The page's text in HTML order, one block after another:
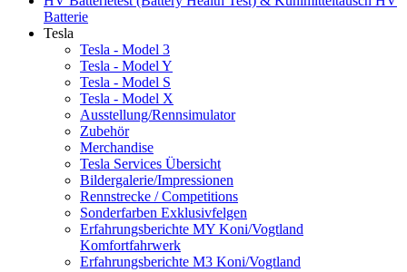
Batterie
Tesla
Tesla - Model 3
Tesla - Model Y
Tesla - Model S
Tesla - Model X
Ausstellung/Rennsimulator
Zubehör
Merchandise
Tesla Services Übersicht
Bildergalerie/Impressionen
Rennstrecke / Competitions
Sonderfarben Exklusivfelgen
Erfahrungsberichte MY Koni/Vogtland
Komfortfahrwerk
Erfahrungsberichte M3 Koni/Vogtland